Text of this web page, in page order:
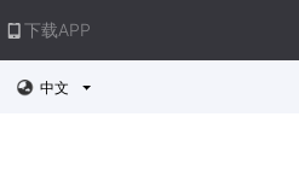
下载APP
中文